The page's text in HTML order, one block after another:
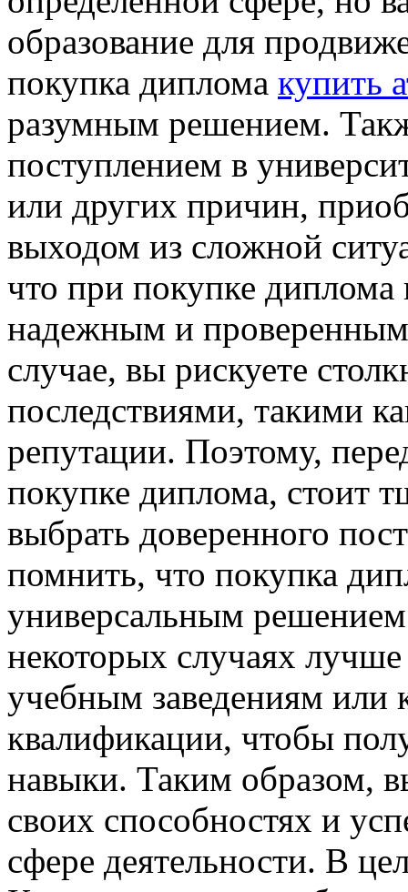
образование для
покупка диплома купить
разумным решением.
поступлением в
или других причин,
выходом из сложной
что при покупке диплома
надежным и
случае, вы рискуете
последствиями, такими
репутации. Поэтому,
покупке диплома, стоит
выбрать доверенного
помнить, что покупка
универсальным
некоторых случаях
учебным заведениям
квалификации, чтобы
навыки. Таким образом,
своих способностях и
сфере деятельности. В